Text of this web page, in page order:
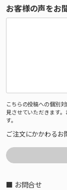
お客様の声をお
こちらの投稿への個別
見させていただきます
す。
ご注文にかかわるお
■ お問合せ